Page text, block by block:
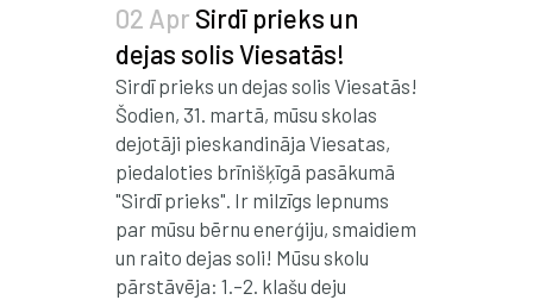
02 Apr Sirdī prieks un
dejas solis Viesatās!
Sirdī prieks un dejas solis Viesatās!
Šodien, 31. martā, mūsu skolas
dejotāji pieskandināja Viesatas,
piedaloties brīnišķīgā pasākumā
"Sirdī prieks". Ir milzīgs lepnums
par mūsu bērnu enerģiju, smaidiem
un raito dejas soli! Mūsu skolu
pārstāvēja: 1.–2. klašu deju